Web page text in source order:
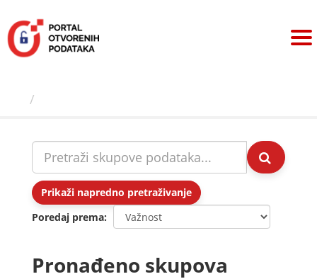
sadržaj
Prikaži napredno pretraživanje
Poredaj prema
Pronađeno skupova